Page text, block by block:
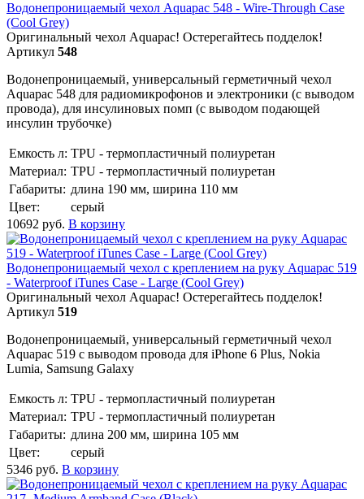
Водонепроницаемый чехол Aquapac 548 - Wire-Through Case
(Cool Grey)
Оригинальный чехол Aquapac! Остерегайтесь подделок!
Артикул 548
Водонепроницаемый, универсальный герметичный чехол
Aquapac 548 для радиомикрофонов и электроники (с выводом
провода), для инсулиновых помп (с выводом подающей
инсулин трубочке)
Емкость л: TPU - термопластичный полиуретан
Материал: TPU - термопластичный полиуретан
Габариты: длина 190 мм, ширина 110 мм
Цвет:
серый
10692 руб. В корзину
Водонепроницаемый чехол с креплением на руку Aquapac 519
- Waterproof iTunes Case - Large (Cool Grey)
Оригинальный чехол Aquapac! Остерегайтесь подделок!
Артикул 519
Водонепроницаемый, универсальный герметичный чехол
Aquapac 519 с выводом провода для iPhone 6 Plus, Nokia
Lumia, Samsung Galaxy
Емкость л: TPU - термопластичный полиуретан
Материал: TPU - термопластичный полиуретан
Габариты: длина 200 мм, ширина 105 мм
Цвет:
серый
5346 руб. В корзину